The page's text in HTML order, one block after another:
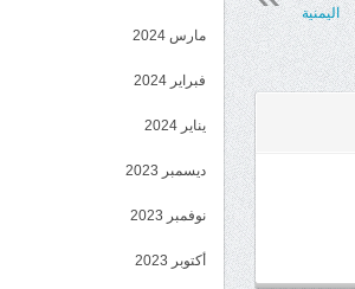
اليمنية
مارس 2024
فبراير 2024
يناير 2024
ديسمبر 2023
نوفمبر 2023
أكتوبر 2023